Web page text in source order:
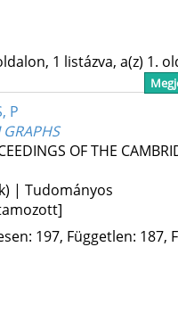
1 listázva, a(z) 1.
P
OF THE
| Tudományos
197, Független: 187,